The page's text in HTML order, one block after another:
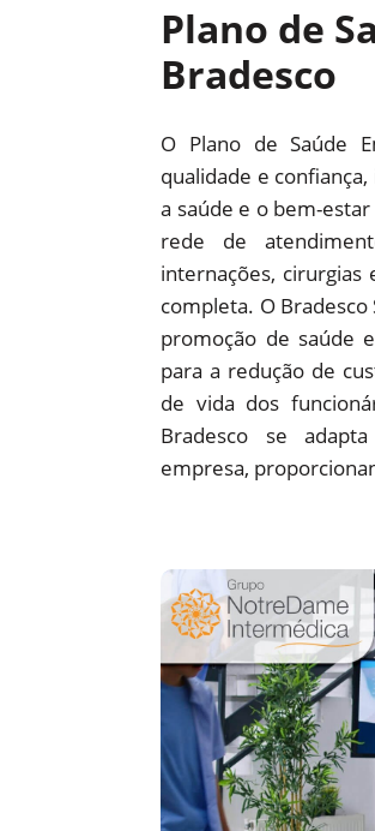
Plano de
Bradesco
O Plano de Saúde
qualidade e
a saúde e o bem-
rede de
internações,
completa. O
promoção de saúde
para a redução de
de vida dos
Bradesco se
empresa,